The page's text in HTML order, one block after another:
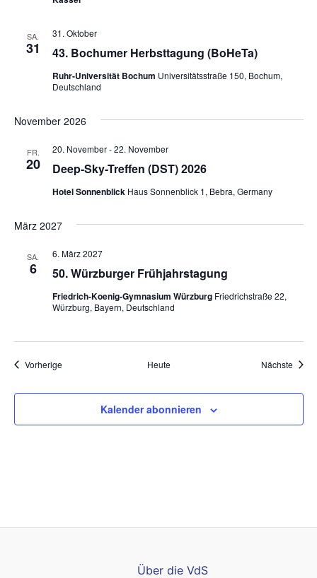
SA.
31 43. Bochumer Herbsttagung (BoHeTa)
31. Oktober
Ruhr-Universität Bochum Universitätsstraße 150, Bochum,
Deutschland
November 2026
FR.
20 Deep-Sky-Treffen (DST) 2026
20. November-22. November
Hotel Sonnenblick Haus Sonnenblick 1, Bebra, Germany
März 2027
SA.
6 50. Würzburger Frühjahrstagung
6. März 2027
Friedrich-Koenig-Gymnasium Würzburg Friedrichstraße 22,
Würzburg, Bayern, Deutschland
VorherigeVeranstaltungen Heute Nächste
Kalender abonnieren
Über die VdS